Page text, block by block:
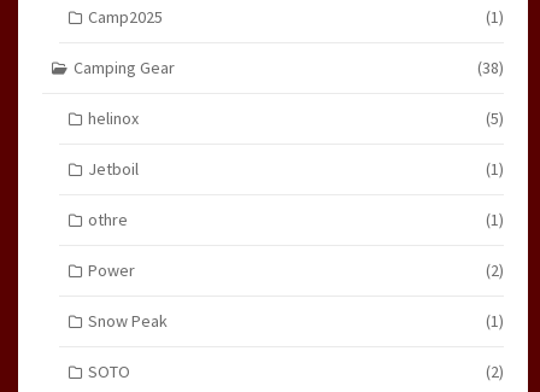
Camp2025 (1)
Camping Gear (38)
helinox (5)
Jetboil (1)
othre (1)
Power (2)
Snow Peak (1)
SOTO (2)